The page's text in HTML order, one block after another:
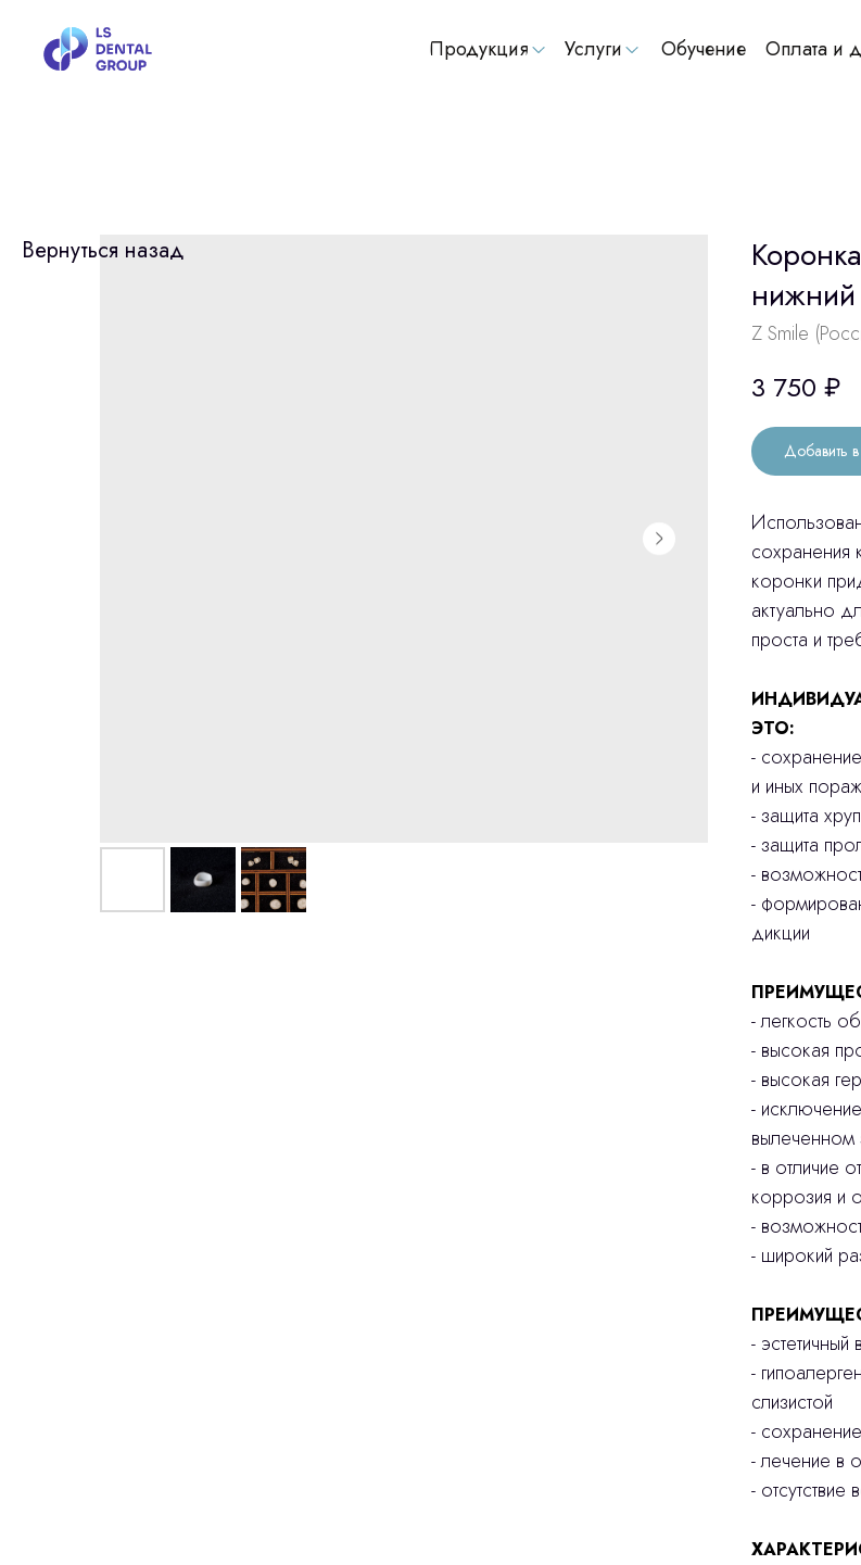
Обучение
Продукция Услуги Оплата и
Вернуться назад
Z Smile
3 750 ₽
Добавить
сохранения
коронки
актуально
проста и
ЭТО:
-
и иных
- защита
- защита
-
-
дикции
- легкость
- высокая
- высокая
-
вылеченном
- в отличие
коррозия и
-
- широкий
-
-
слизистой
-
- лечение в
-